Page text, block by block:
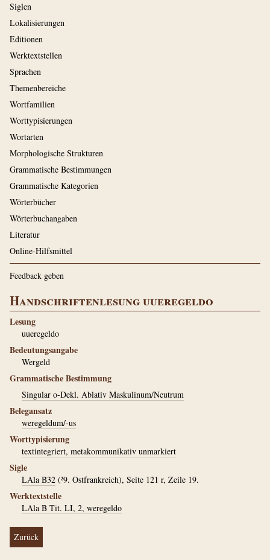
Siglen
Lokalisierungen
Editionen
Werktextstellen
Sprachen
Themenbereiche
Wortfamilien
Worttypisierungen
Wortarten
Morphologische Strukturen
Grammatische Bestimmungen
Grammatische Kategorien
Wörterbücher
Wörterbuchangaben
Literatur
Online-Hilfsmittel
Feedback geben
Handschriftenlesung uueregeldo
Lesung
uueregeldo
Bedeutungsangabe
Wergeld
Grammatische Bestimmung
Singular o-Dekl. Ablativ Maskulinum/Neutrum
Belegansatz
weregeldum/-us
Worttypisierung
textintegriert, metakommunikativ unmarkiert
Sigle
LAla B32 (²9. Ostfrankreich), Seite 121 r, Zeile 19.
Werktextstelle
LAla B Tit. LI, 2, weregeldo
Zurück